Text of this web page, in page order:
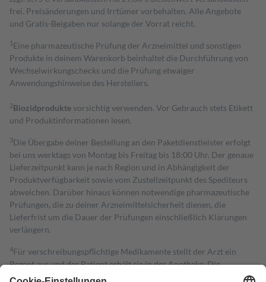
frei. Preisänderungen und Irrtümer vorbehalten. Alle Angebote
und Gratis-Beigaben nur solange der Vorrat reicht.
1 Eine pharmazeutische Prüfung der Arzneimittel und sonstigen
Produkte in deinem Warenkorb beinhaltet die Durchführung von
Wechselwirkungschecks und die Prüfung etwaiger
Anwendungshinweise des Herstellers.
2Biozidproduktevorsichtig verwenden. Vor Gebrauch stets Etikett
und Produktinformationen lesen.
3Die Übergabe deiner Bestellung an den Paketdienstleister erfolgt
bei uns werktags von Montag bis Freitag bis 18:00 Uhr. Der genaue
Lieferzeitpunkt kann je nach Region und in Abhängigkeit der
Produktverfügbarkeit sowie vom Zustellzeitpunkt des Spediteurs
abweichen. Darüber hinaus können notwendige pharmazeutische
Prüfungen, die zu deiner Arzneimittelsicherheit dienen, die
Lieferfrist um die Dauer der Prüfungen einschließlich Klärungen
verlängern.
4Für verschreibungspflichtige Medikamente stellt der Arzt ein
Rezept aus und der Patient erhält sie in der Apotheke. Die
gesetzliche Krankenversicherung übernimmt in der Regel die